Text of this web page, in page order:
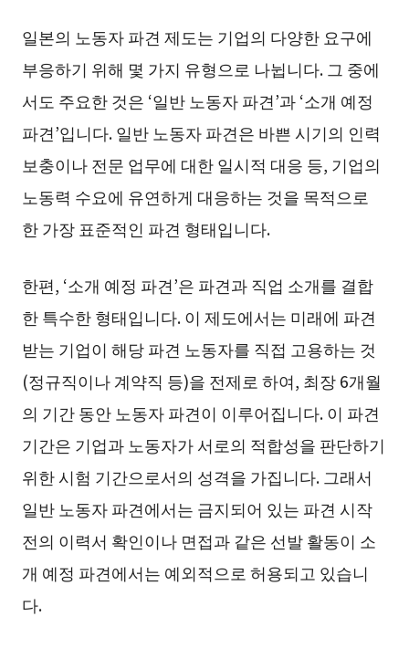
일본의 노동자 파견 제도는 기업의 다양한 요구에
부응하기 위해 몇 가지 유형으로 나뉩니다. 그 중에
서도 주요한 것은 ‘일반 노동자 파견’과 ‘소개 예정
파견’입니다. 일반 노동자 파견은 바쁜 시기의 인력
보충이나 전문 업무에 대한 일시적 대응 등, 기업의
노동력 수요에 유연하게 대응하는 것을 목적으로
한 가장 표준적인 파견 형태입니다.
한편, ‘소개 예정 파견’은 파견과 직업 소개를 결합
한 특수한 형태입니다. 이 제도에서는 미래에 파견
받는 기업이 해당 파견 노동자를 직접 고용하는 것
(정규직이나 계약직 등)을 전제로 하여, 최장 6개월
의 기간 동안 노동자 파견이 이루어집니다. 이 파견
기간은 기업과 노동자가 서로의 적합성을 판단하기
위한 시험 기간으로서의 성격을 가집니다. 그래서
일반 노동자 파견에서는 금지되어 있는 파견 시작
전의 이력서 확인이나 면접과 같은 선발 활동이 소
개 예정 파견에서는 예외적으로 허용되고 있습니
다.